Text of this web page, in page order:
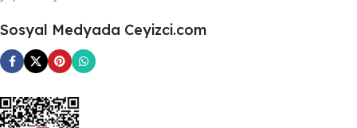
Sosyal Medyada Ceyizci.com